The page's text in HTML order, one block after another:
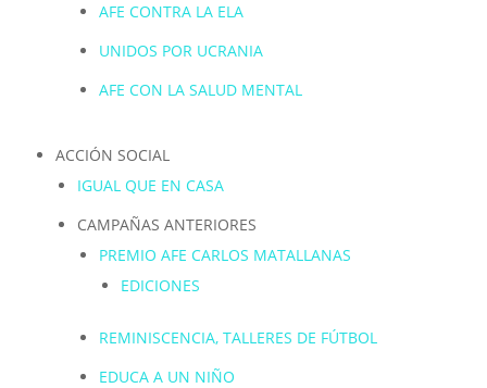
AFE CONTRA LA ELA
UNIDOS POR UCRANIA
AFE CON LA SALUD MENTAL
ACCIÓN SOCIAL
IGUAL QUE EN CASA
CAMPAÑAS ANTERIORES
PREMIO AFE CARLOS MATALLANAS
EDICIONES
REMINISCENCIA, TALLERES DE FÚTBOL
EDUCA A UN NIÑO